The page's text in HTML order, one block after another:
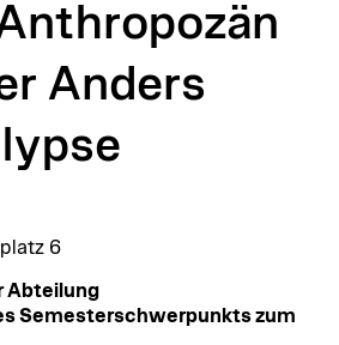
Anders
6
Abteilung
Semesterschwerpunkts zum